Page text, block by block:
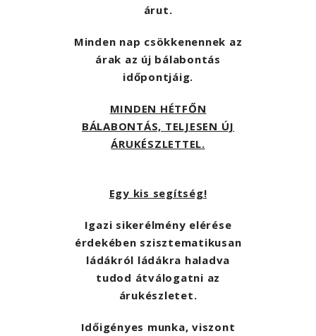
árut.
Minden nap csökkenennek az
árak az új bálabontás
időpontjáig.
MINDEN HÉTFŐN
BÁLABONTÁS, TELJESEN ÚJ
ÁRUKÉSZLETTEL.
Egy kis segítség!
Igazi sikerélmény elérése
érdekében szisztematikusan
ládákról ládákra haladva
tudod átválogatni az
árukészletet.
Időigényes munka, viszont